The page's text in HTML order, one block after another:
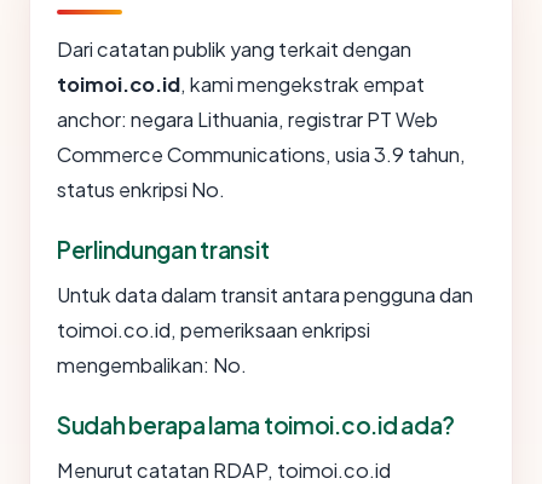
Dari catatan publik yang terkait dengan
toimoi.co.id, kami mengekstrak empat
anchor: negara Lithuania, registrar PT Web
Commerce Communications, usia 3.9 tahun,
status enkripsi No.
Perlindungan transit
Untuk data dalam transit antara pengguna dan
toimoi.co.id, pemeriksaan enkripsi
mengembalikan: No.
Sudah berapa lama toimoi.co.id ada?
Menurut catatan RDAP, toimoi.co.id